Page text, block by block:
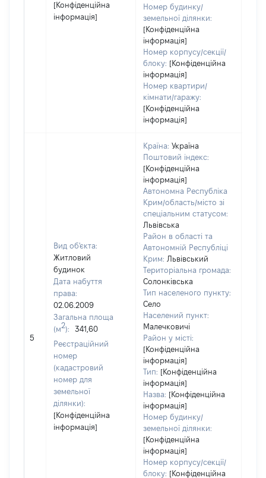
[Конфіденційна
інформація]
Номер будинку/
земельної ділянки:
[Конфіденційна
інформація]
Номер корпусу/секції/
блоку: [Конфіденційна
інформація]
Номер квартири/
кімнати/гаражу:
[Конфіденційна
інформація]
5
Вид об'єкта:
Житловий
будинок
Дата набуття
права:
02.06.2009
Загальна площа
(м2):
341,60
Реєстраційний
номер
(кадастровий
номер для
земельної
ділянки):
[Конфіденційна
інформація]
Країна: Україна
Поштовий індекс:
[Конфіденційна
інформація]
Автономна Республіка
Крим/область/місто зі
спеціальним статусом:
Львівська
Район в області та
Автономній Республіці
Крим: Львівський
Територіальна громада:
Солонківська
Тип населеного пункту:
Село
Населений пункт:
Малечковичі
Район у місті:
[Конфіденційна
інформація]
Тип: [Конфіденційна
інформація]
Назва: [Конфіденційна
інформація]
Номер будинку/
земельної ділянки:
[Конфіденційна
інформація]
Номер корпусу/секції/
блоку: [Конфіденційна